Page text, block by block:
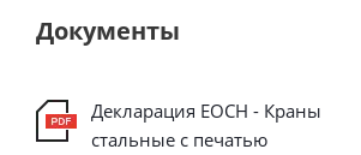
Документы
Декларация ЕОСН - Краны
стальные с печатью